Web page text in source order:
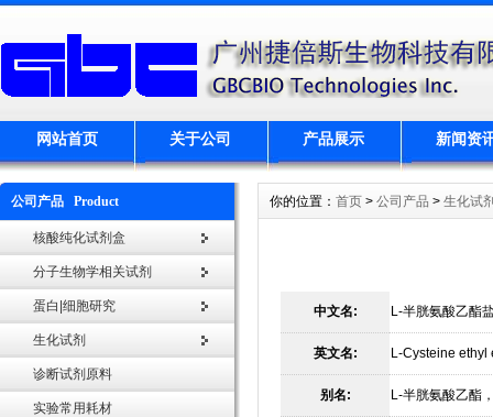
网站首页 关于公司 产品展示 新闻资
公司产品 Product
核酸纯化试剂盒
分子生物学相关试剂
蛋白|细胞研究
生化试剂
诊断试剂原料
实验常用耗材
你的位置： 首页 > 公司产品 > 生化试
中文名: L-半胱氨酸乙酯
英文名: L-Cysteine
别名: L-半胱氨酸乙酯